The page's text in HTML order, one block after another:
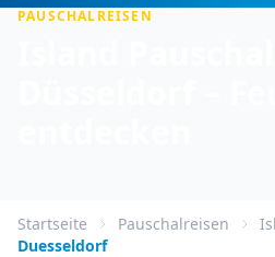
PAUSCHALREISEN
Startseite Pauschalreisen
Duesseldorf